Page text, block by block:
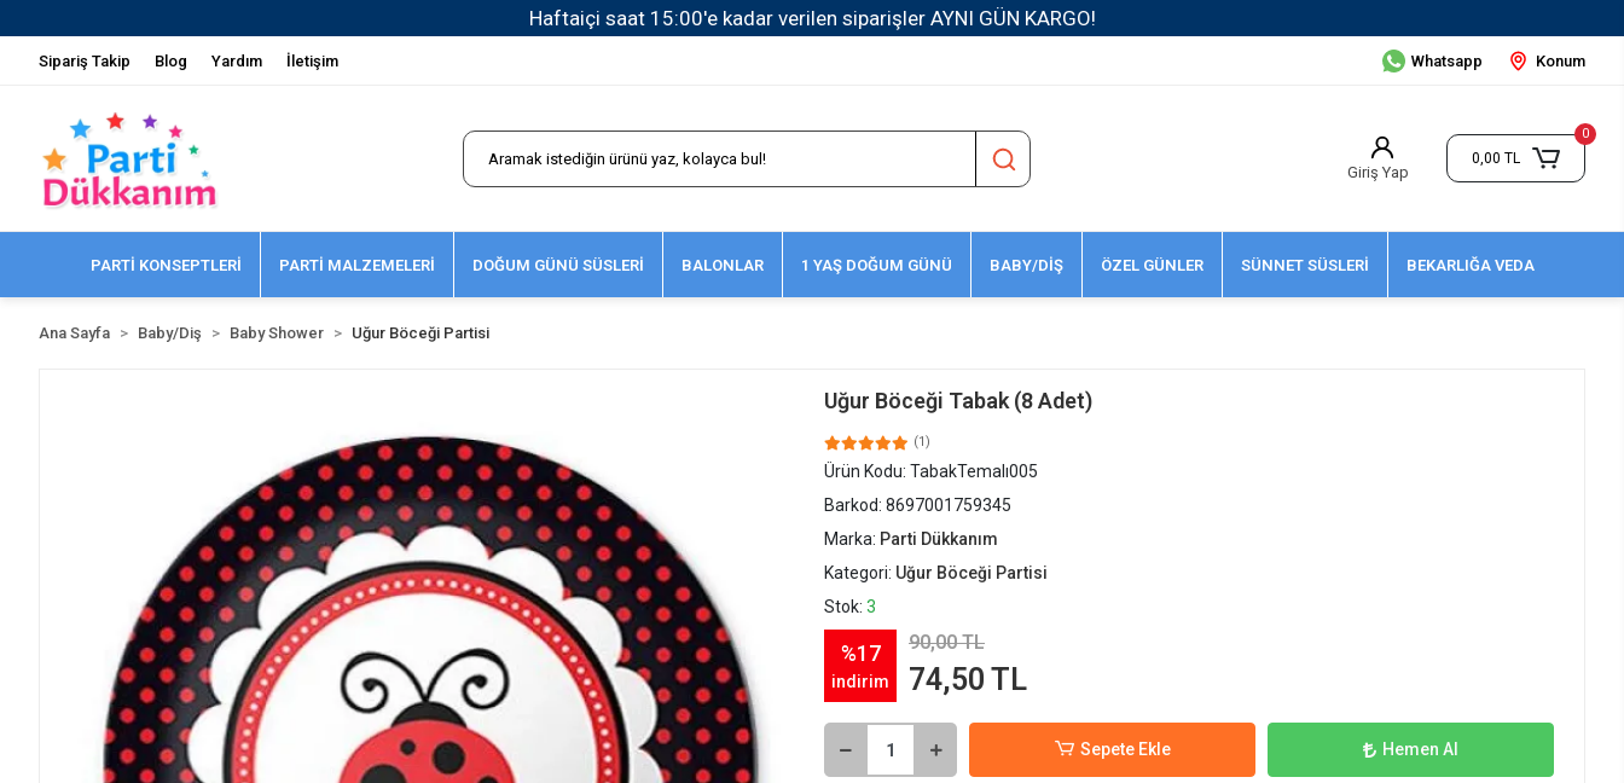
1500 TL ve Üzeri Kargo Ücretsiz!
Sipariş Takip Blog Yardım İletişim Whatsapp Konum
Giriş Yap
0
0,00 TL
PARTİ KONSEPTLERİ PARTİ MALZEMELERİ DOĞUM GÜNÜ SÜSLERİ BALONLAR 1 YAŞ DOĞUM GÜNÜ BABY/DİŞ ÖZEL GÜNLER SÜNNET SÜSLERİ BEKARLIĞA VEDA
Ana Sayfa Baby/Diş Baby Shower Uğur Böceği Partisi
Uğur Böceği Tabak (8 Adet)
(1)
Ürün Kodu: TabakTemalı005
Barkod: 8697001759345
Marka: Parti Dükkanım
Kategori: Uğur Böceği Partisi
Stok: 3
%17
indirim
90,00 TL
74,50 TL
Sepete Ekle Hemen Al